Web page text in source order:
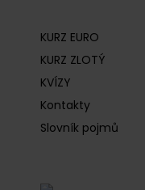
KURZ EURO
KURZ ZLOTÝ
KVÍZY
Kontakty
Slovník pojmů